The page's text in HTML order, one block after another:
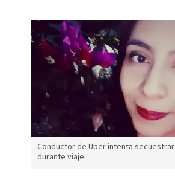
Conductor de Uber intenta
durante viaje